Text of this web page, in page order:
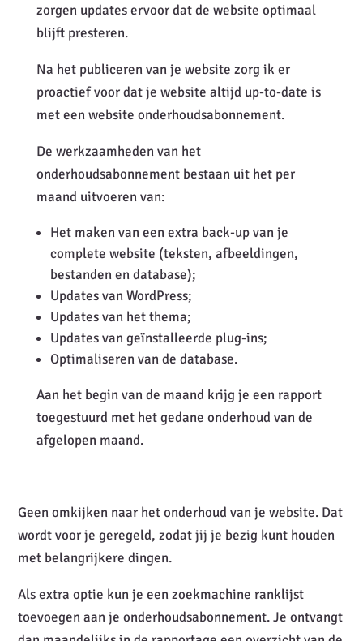
zorgen updates ervoor dat de website optimaal
blijft presteren.
Na het publiceren van je website zorg ik er
proactief voor dat je website altijd up-to-date is
met een website onderhoudsabonnement.
De werkzaamheden van het
onderhoudsabonnement bestaan uit het per
maand uitvoeren van:
Het maken van een extra back-up van je
complete website (teksten, afbeeldingen,
bestanden en database);
Updates van WordPress;
Updates van het thema;
Updates van geïnstalleerde plug-ins;
Optimaliseren van de database.
Aan het begin van de maand krijg je een rapport
toegestuurd met het gedane onderhoud van de
afgelopen maand.
Geen omkijken naar het onderhoud van je website. Dat
wordt voor je geregeld, zodat jij je bezig kunt houden
met belangrijkere dingen.
Als extra optie kun je een zoekmachine ranklijst
toevoegen aan je onderhoudsabonnement. Je ontvangt